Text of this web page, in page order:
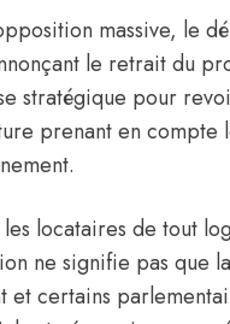
massive, le
le retrait du
stratégique pour
prenant en compte
les locataires de tout
ne signifie pas que
et certains